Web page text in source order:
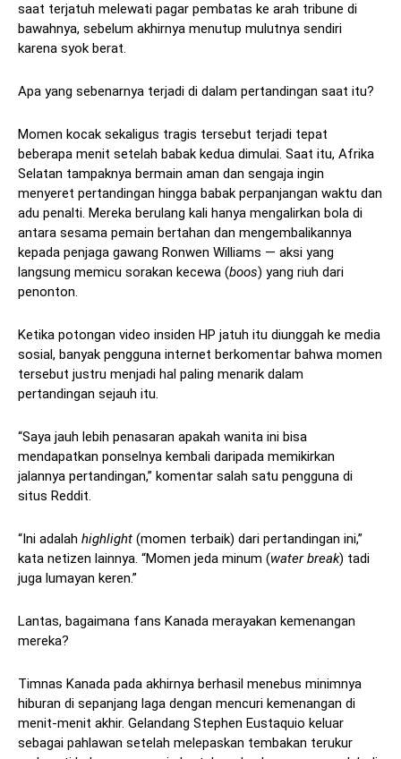
saat terjatuh melewati pagar pembatas ke arah tribune di
bawahnya, sebelum akhirnya menutup mulutnya sendiri
karena syok berat.
Apa yang sebenarnya terjadi di dalam pertandingan saat itu?
Momen kocak sekaligus tragis tersebut terjadi tepat
beberapa menit setelah babak kedua dimulai. Saat itu, Afrika
Selatan tampaknya bermain aman dan sengaja ingin
menyeret pertandingan hingga babak perpanjangan waktu dan
adu penalti. Mereka berulang kali hanya mengalirkan bola di
antara sesama pemain bertahan dan mengembalikannya
kepada penjaga gawang Ronwen Williams — aksi yang
langsung memicu sorakan kecewa (boos) yang riuh dari
penonton.
Ketika potongan video insiden HP jatuh itu diunggah ke media
sosial, banyak pengguna internet berkomentar bahwa momen
tersebut justru menjadi hal paling menarik dalam
pertandingan sejauh itu.
“Saya jauh lebih penasaran apakah wanita ini bisa
mendapatkan ponselnya kembali daripada memikirkan
jalannya pertandingan,” komentar salah satu pengguna di
situs Reddit.
“Ini adalah highlight (momen terbaik) dari pertandingan ini,”
kata netizen lainnya. “Momen jeda minum (water break) tadi
juga lumayan keren.”
Lantas, bagaimana fans Kanada merayakan kemenangan
mereka?
Timnas Kanada pada akhirnya berhasil menebus minimnya
hiburan di sepanjang laga dengan mencuri kemenangan di
menit-menit akhir. Gelandang Stephen Eustaquio keluar
sebagai pahlawan setelah melepaskan tembakan terukur